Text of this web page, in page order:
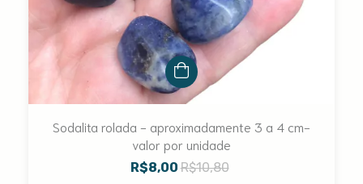
Sodalita rolada - aproximadamente 3 a 4 cm-
valor por unidade
R$8,00R$10,80